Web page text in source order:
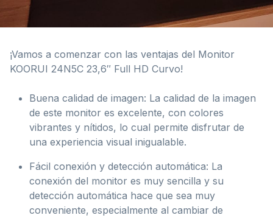
¡Vamos a comenzar con las ventajas del Monitor
KOORUI 24N5C 23,6″ Full HD Curvo!
Buena calidad de imagen: La calidad de la imagen
de este monitor es excelente, con colores
vibrantes y nítidos, lo cual permite disfrutar de
una experiencia visual inigualable.
Fácil conexión y detección automática: La
conexión del monitor es muy sencilla y su
detección automática hace que sea muy
conveniente, especialmente al cambiar de